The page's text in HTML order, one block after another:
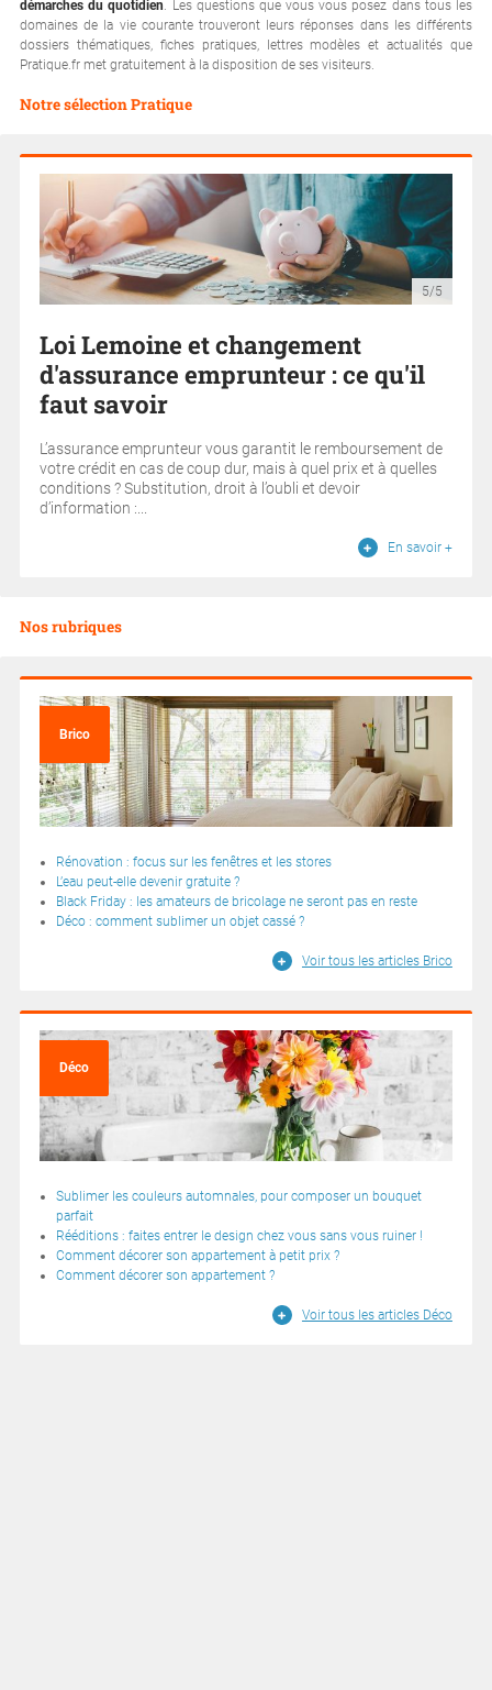
démarches du quotidien. Les questions que vous vous posez dans tous les
domaines de la vie courante trouveront leurs réponses dans les différents
dossiers thématiques, fiches pratiques, lettres modèles et actualités que
Pratique.fr met gratuitement à la disposition de ses visiteurs.
Notre sélection Pratique
5/5
Loi Lemoine et changement
d'assurance emprunteur : ce qu'il
faut savoir
L’assurance emprunteur vous garantit le remboursement de
votre crédit en cas de coup dur, mais à quel prix et à quelles
conditions ? Substitution, droit à l’oubli et devoir
d’information :...
En savoir +
Nos rubriques
Brico
Rénovation : focus sur les fenêtres et les stores
L’eau peut-elle devenir gratuite ?
Black Friday : les amateurs de bricolage ne seront pas en reste
Déco : comment sublimer un objet cassé ?
Voir tous les articles Brico
Déco
Sublimer les couleurs automnales, pour composer un bouquet
parfait
Rééditions : faites entrer le design chez vous sans vous ruiner !
Comment décorer son appartement à petit prix ?
Comment décorer son appartement ?
Voir tous les articles Déco